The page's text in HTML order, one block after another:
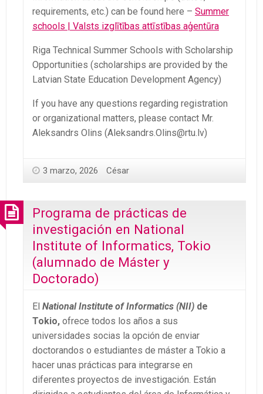
requirements, etc.) can be found here – Summer
schools | Valsts izglītības attīstības aģentūra
Riga Technical Summer Schools with Scholarship
Opportunities (scholarships are provided by the
Latvian State Education Development Agency)
If you have any questions regarding registration
or organizational matters, please contact Mr.
Aleksandrs Olins (Aleksandrs.Olins@rtu.lv)
3 marzo, 2026 César
Programa de prácticas de
investigación en National
Institute of Informatics, Tokio
(alumnado de Máster y
Doctorado)
El National Institute of Informatics (NII) de
Tokio, ofrece todos los años a sus
universidades socias la opción de enviar
doctorandos o estudiantes de máster a Tokio a
hacer unas prácticas para integrarse en
diferentes proyectos de investigación. Están